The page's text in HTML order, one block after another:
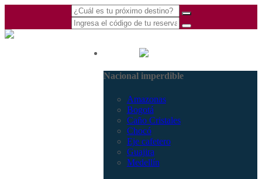
Nacional imperdible
Amazonas
Bogotá
Caño Cristales
Chocó
Eje cafetero
Guajira
Medellín